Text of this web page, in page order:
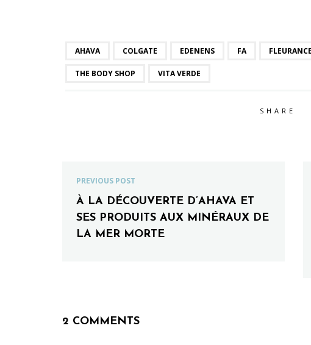
AHAVA COLGATE EDENENS FA
THE BODY SHOP VITA VERDE
SHARE
PREVIOUS POST
À LA DÉCOUVERTE D’AHAVA ET
SES PRODUITS AUX MINÉRAUX DE
LA MER MORTE
2 COMMENTS